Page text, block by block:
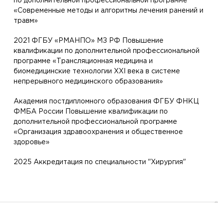
«Современные методы и алгоритмы лечения ранений и
травм»
2021 ФГБУ «РМАНПО» МЗ РФ Повышение
квалификации по дополнительной профессиональной
программе «Трансляционная медицина и
биомедицинские технологии XXI века в системе
непрерывного медицинского образования»
Академия постдипломного образования ФГБУ ФНКЦ
ФМБА России Повышение квалификации по
дополнительной профессиональной программе
«Организация здравоохранения и общественное
здоровье»
2025 Аккредитация по специальности "Хирургия"